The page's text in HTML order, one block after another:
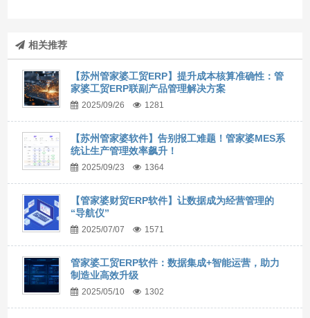
相关推荐
【苏州管家婆工贸ERP】提升成本核算准确性：管
家婆工贸ERP联副产品管理解决方案
2025/09/26 1281
【苏州管家婆软件】告别报工难题！管家婆MES系
统让生产管理效率飙升！
2025/09/23 1364
【管家婆财贸ERP软件】让数据成为经营管理的
“导航仪”
2025/07/07 1571
管家婆工贸ERP软件：数据集成+智能运营，助力
制造业高效升级
2025/05/10 1302